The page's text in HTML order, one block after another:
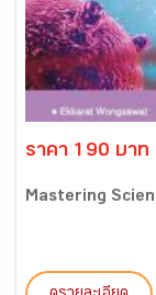
ราคา 190 บาท
Mastering